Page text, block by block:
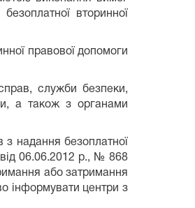
вторинної
правової допомоги
служби безпеки,
а також з органами
з надання безоплатної
06.06.2012 р., № 868
або затримання
інформувати центри з